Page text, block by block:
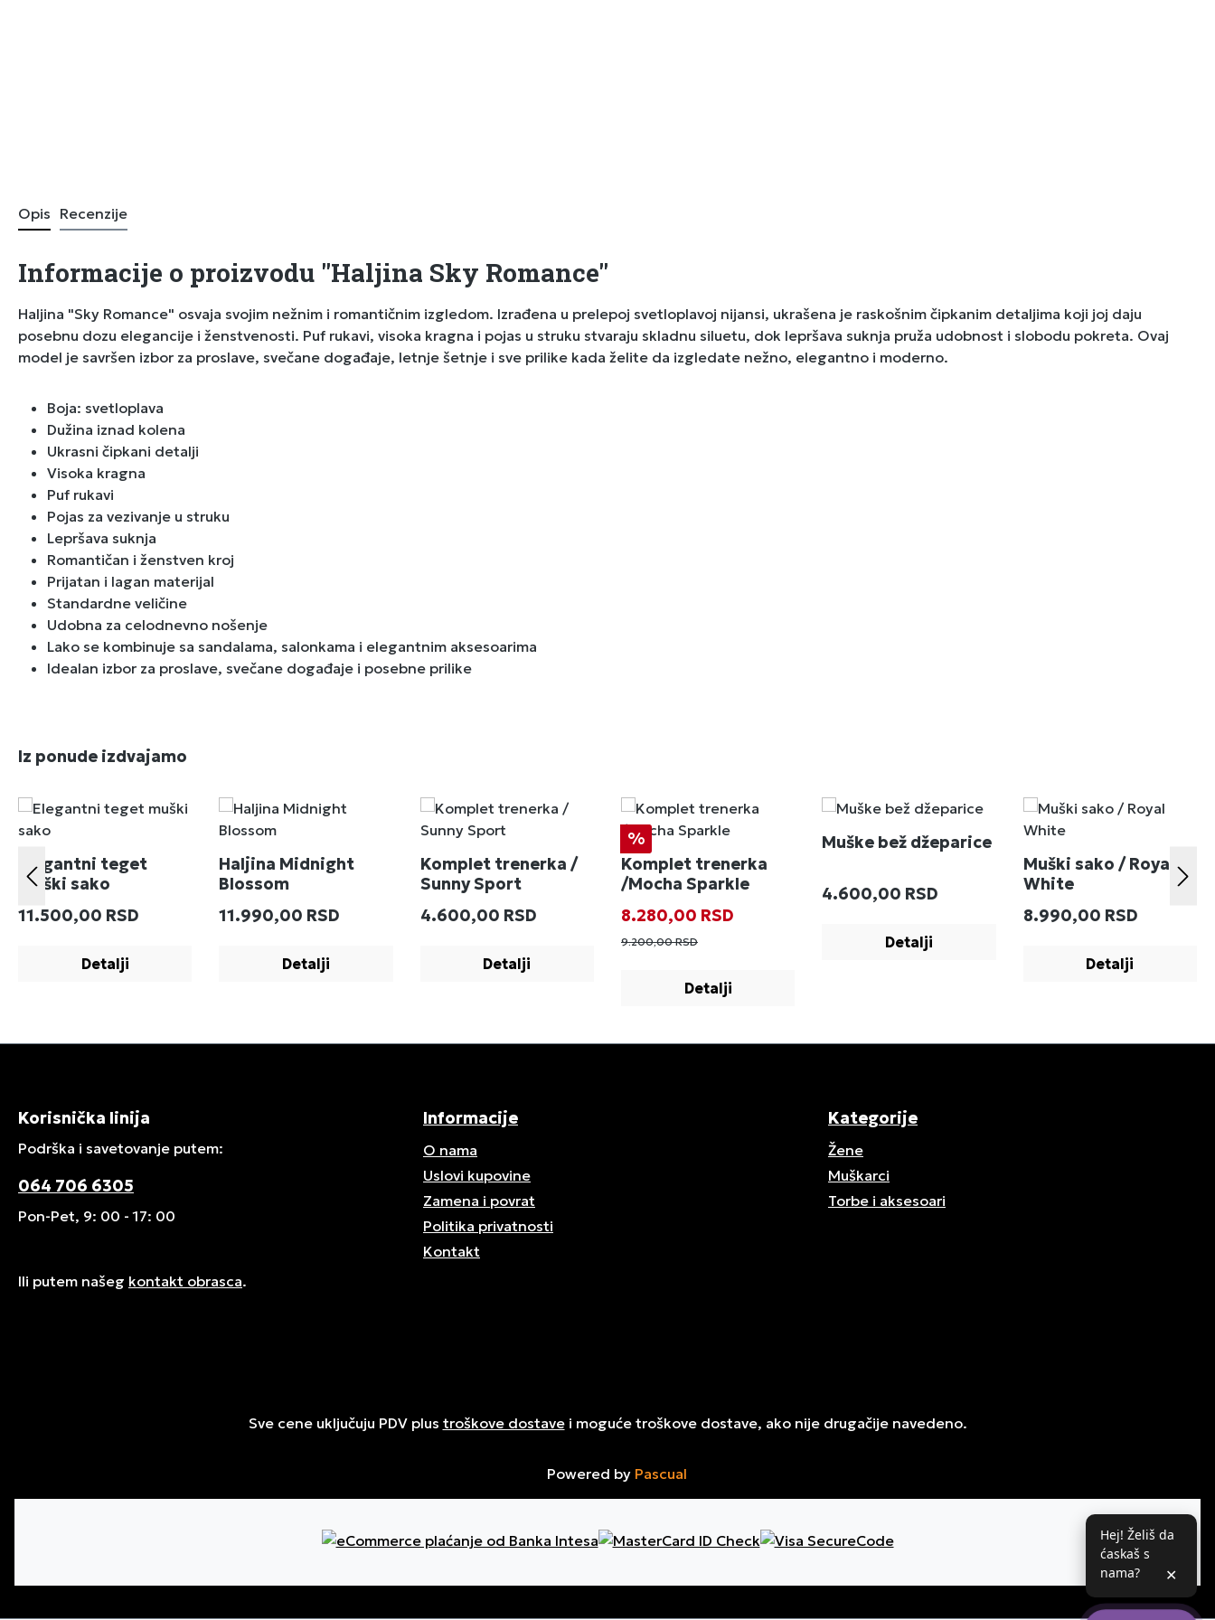
Hej! Želiš da
ćaskaš s
nama?
✕
Opis Recenzije
Informacije o proizvodu "Haljina Sky Romance"
Haljina "Sky Romance" osvaja svojim nežnim i romantičnim izgledom. Izrađena u prelepoj svetloplavoj nijansi, ukrašena je raskošnim čipkanim detaljima koji joj daju
posebnu dozu elegancije i ženstvenosti. Puf rukavi, visoka kragna i pojas u struku stvaraju skladnu siluetu, dok lepršava suknja pruža udobnost i slobodu pokreta. Ovaj
model je savršen izbor za proslave, svečane događaje, letnje šetnje i sve prilike kada želite da izgledate nežno, elegantno i moderno.
Boja: svetloplava
Dužina iznad kolena
Ukrasni čipkani detalji
Visoka kragna
Puf rukavi
Pojas za vezivanje u struku
Lepršava suknja
Romantičan i ženstven kroj
Prijatan i lagan materijal
Standardne veličine
Udobna za celodnevno nošenje
Lako se kombinuje sa sandalama, salonkama i elegantnim aksesoarima
Idealan izbor za proslave, svečane događaje i posebne prilike
Preskoči galeriju proizvoda
Iz ponude izdvajamo
Elegantni teget
muški sako
Redovna cena:
11.500,00 RSD
Detalji
Haljina Midnight
Blossom
Redovna cena:
11.990,00 RSD
Detalji
Komplet trenerka /
Sunny Sport
Redovna cena:
4.600,00 RSD
Detalji
Popust
%
Komplet trenerka
/Mocha Sparkle
Prodajna cena:
8.280,00 RSD
9.200,00 RSD
Detalji
Muške bež džeparice
Redovna cena:
4.600,00 RSD
Detalji
Muški sako / Royal
White
Redovna cena:
8.990,00 RSD
Detalji
Korisnička linija
Podrška i savetovanje putem:
064 706 6305
Pon-Pet, 9: 00 - 17: 00
Ili putem našeg kontakt obrasca.
Informacije
O nama
Uslovi kupovine
Zamena i povrat
Politika privatnosti
Kontakt
Kategorije
Žene
Muškarci
Torbe i aksesoari
Sve cene uključuju PDV plus troškove dostavei moguće troškove dostave, ako nije drugačije navedeno.
Powered by Pascual